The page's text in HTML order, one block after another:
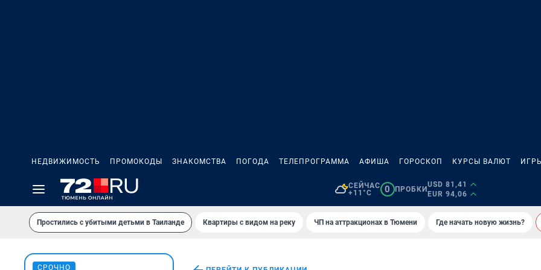
НЕДВИЖИМОСТЬ ПРОМОКОДЫ ЗНАКОМСТВА ПОГОДА ТЕЛЕПРОГРАММА АФИША ГОРОСКОП КУРСЫ ВАЛЮТ ИГРЫ
СЕЙЧАС
+11°C
0 ПРОБКИ
USD 81,41
EUR 94,06
Простились с убитыми детьми в Таиланде Квартиры с видом на реку ЧП на аттракционах в Тюмени Где начать новую жизнь?
СРОЧНО